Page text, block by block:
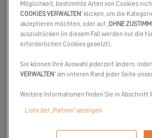
Möglichkeit, bestimmte Arten von Cookies nicht
COOKIES VERWALTEN“ klicken, um die
akzeptieren möchten, oder auf „OHNE
auszudrücken (in diesem Fall werden nur die
erforderlichen Cookies gesetzt).
Sie können Ihre Auswahl jederzeit ändern,
VERWALTEN“ am unteren Rand jeder Seite
Weitere Informationen finden Sie in Abschnitt
Liste der „Partner“ anzeigen